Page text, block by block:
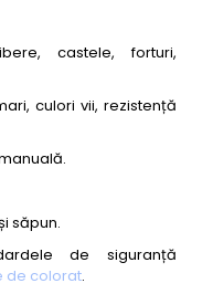
castele, forturi,
culori vii, rezistență
săpun.
de siguranță
de colorat.